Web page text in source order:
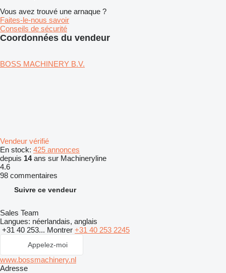
Vous avez trouvé une arnaque ?
Faites-le-nous savoir
Conseils de sécurité
Coordonnées du vendeur
BOSS MACHINERY B.V.
Vendeur vérifié
En stock: 425 annonces
depuis 14ans sur Machineryline
4.6
98 commentaires
Suivre ce vendeur
Sales Team
Langues: néerlandais, anglais
+31 40 253... Montrer +31 40 253 2245
Appelez-moi
www.bossmachinery.nl
Adresse